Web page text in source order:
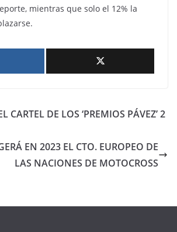
mientras que solo el 12% la
CARTEL DE LOS ‘PREMIOS PÁVEZ’ 2
EN 2023 EL CTO. EUROPEO DE
LAS NACIONES DE MOTOCROSS